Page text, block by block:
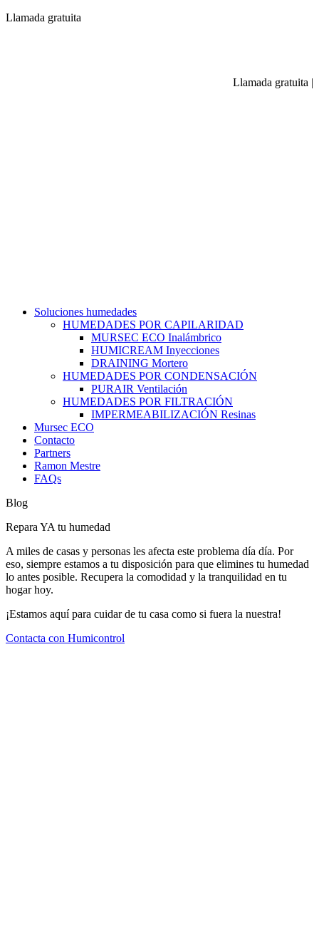
Llamada gratuita
Llamada gratuita |
Soluciones humedades
HUMEDADES POR CAPILARIDAD
MURSEC ECO Inalámbrico
HUMICREAM Inyecciones
DRAINING Mortero
HUMEDADES POR CONDENSACIÓN
PURAIR Ventilación
HUMEDADES POR FILTRACIÓN
IMPERMEABILIZACIÓN Resinas
Mursec ECO
Contacto
Partners
Ramon Mestre
FAQs
Blog
Repara YA tu humedad
A miles de casas y personas les afecta este problema día día. Por
eso, siempre estamos a tu disposición para que elimines tu humedad
lo antes posible. Recupera la comodidad y la tranquilidad en tu
hogar hoy.
¡Estamos aquí para cuidar de tu casa como si fuera la nuestra!
Contacta con Humicontrol